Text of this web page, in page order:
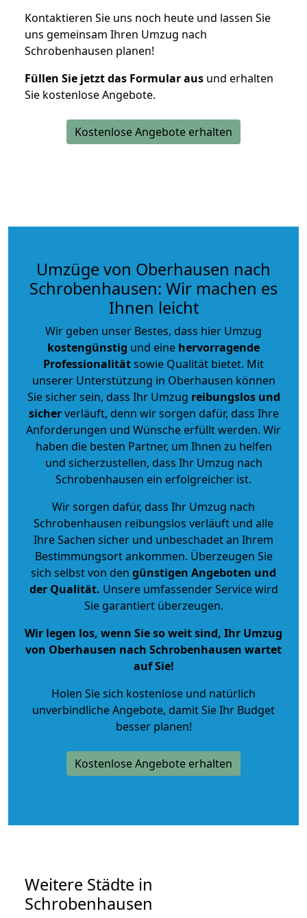
Kontaktieren Sie uns noch heute und lassen Sie
uns gemeinsam Ihren Umzug nach
Schrobenhausen planen!
Füllen Sie jetzt das Formular aus und erhalten
Sie kostenlose Angebote.
Kostenlose Angebote erhalten
Umzüge von Oberhausen nach
Schrobenhausen: Wir machen es
Ihnen leicht
Wir geben unser Bestes, dass hier Umzug
kostengünstig und eine hervorragende
Professionalitätsowie Qualität bietet. Mit
unserer Unterstützung in Oberhausen können
Sie sicher sein, dass Ihr Umzug reibungslos und
sicherverläuft, denn wir sorgen dafür, dass Ihre
Anforderungen und Wünsche erfüllt werden. Wir
haben die besten Partner, um Ihnen zu helfen
und sicherzustellen, dass Ihr Umzug nach
Schrobenhausen ein erfolgreicher ist.
Wir sorgen dafür, dass Ihr Umzug nach
Schrobenhausen reibungslos verläuft und alle
Ihre Sachen sicher und unbeschadet an Ihrem
Bestimmungsort ankommen. Überzeugen Sie
sich selbst von den günstigen Angeboten und
der Qualität. Unsere umfassender Service wird
Sie garantiert überzeugen.
Wir legen los, wenn Sie so weit sind, Ihr Umzug
von Oberhausen nach Schrobenhausen wartet
auf Sie!
Holen Sie sich kostenlose und natürlich
unverbindliche Angebote, damit Sie Ihr Budget
besser planen!
Kostenlose Angebote erhalten
Weitere Städte in
Schrobenhausen